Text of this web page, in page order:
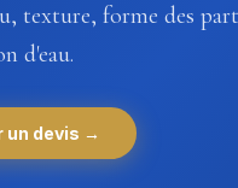
texture, forme des
d'eau.
un devis →